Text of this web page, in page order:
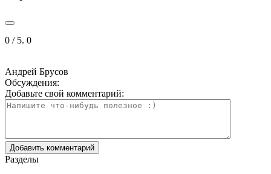
0 / 5. 0
Андрей Брусов
Обсуждения:
Добавьте свой комментарий:
Разделы